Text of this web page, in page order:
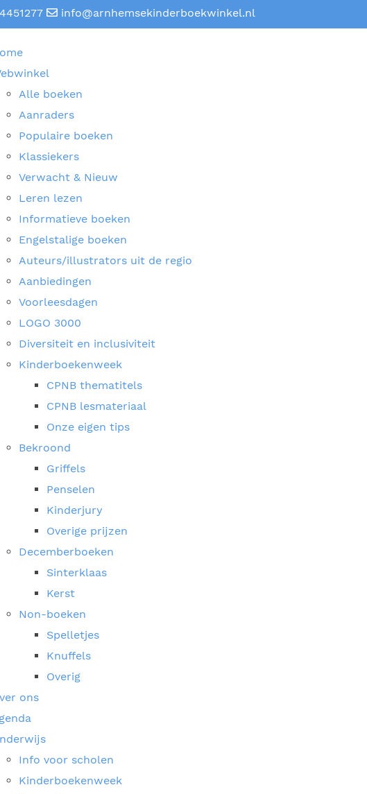
info@arnhemsekinderboekwinkel.nl
Alle boeken
Aanraders
Populaire boeken
Klassiekers
Verwacht & Nieuw
Leren lezen
Informatieve boeken
Engelstalige boeken
Auteurs/illustrators uit de regio
Aanbiedingen
Voorleesdagen
LOGO 3000
Diversiteit en inclusiviteit
Kinderboekenweek
CPNB thematitels
CPNB lesmateriaal
Onze eigen tips
Bekroond
Griffels
Penselen
Kinderjury
Overige prijzen
Decemberboeken
Sinterklaas
Kerst
Non-boeken
Spelletjes
Knuffels
Overig
ons
Info voor scholen
Kinderboekenweek